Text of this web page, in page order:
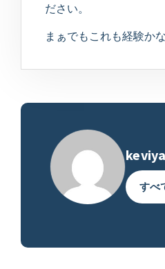
ださい。
まぁでもこれも経験か
すべ